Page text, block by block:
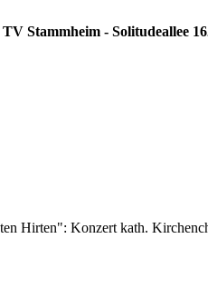
Stammheim - Solitudeallee
Hirten": Konzert kath.